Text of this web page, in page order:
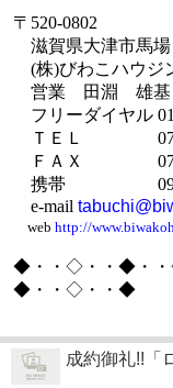
〒 520-0802
滋賀県大津市馬場
(株)びわこハウジ
営業 田淵 雄基
フリーダイヤル
ＴＥＬ
ＦＡＸ
携帯
e-mail
web http://
◆・・◇・・◆・
◆・・◇・・◆
成約御礼!!「